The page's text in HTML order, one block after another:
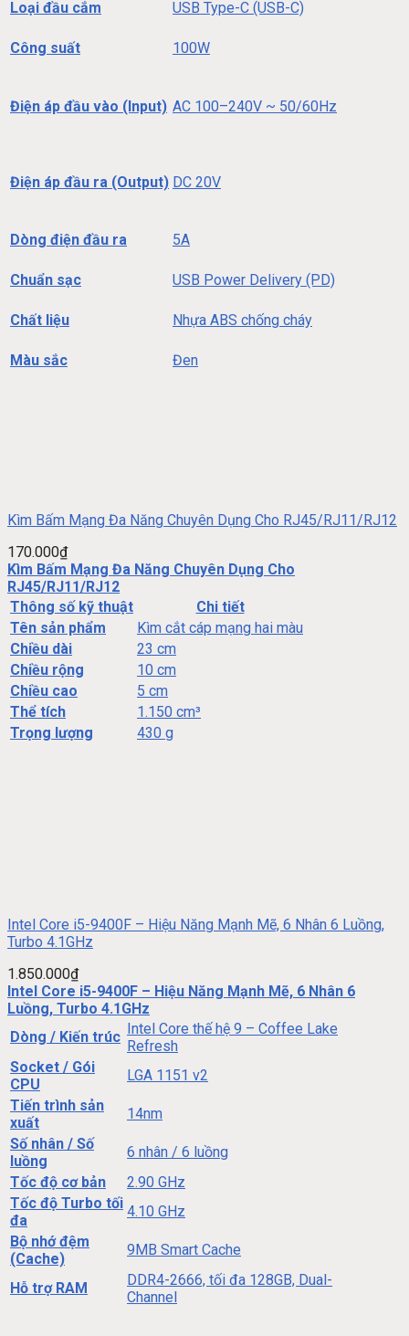
Loại đầu cắm USB Type-C (USB-C)
Công suất 100W
Điện áp đầu vào (Input) AC 100–240V ~ 50/60Hz
Điện áp đầu ra (Output) DC 20V
Dòng điện đầu ra 5A
Chuẩn sạc USB Power Delivery (PD)
Chất liệu Nhựa ABS chống cháy
Màu sắc Đen
Kìm Bấm Mạng Đa Năng Chuyên Dụng Cho RJ45/RJ11/RJ12
170.000₫
Kìm Bấm Mạng Đa Năng Chuyên Dụng Cho
RJ45/RJ11/RJ12
Thông số kỹ thuật
Chi tiết
Tên sản phẩm
Kìm cắt cáp mạng hai màu
Chiều dài
23 cm
Chiều rộng
10 cm
Chiều cao
5 cm
Thể tích
1.150 cm³
Trọng lượng
430 g
Intel Core i5-9400F – Hiệu Năng Mạnh Mẽ, 6 Nhân 6 Luồng,
Turbo 4.1GHz
1.850.000₫
Intel Core i5-9400F – Hiệu Năng Mạnh Mẽ, 6 Nhân 6
Luồng, Turbo 4.1GHz
Dòng / Kiến trúc Intel Core thế hệ 9 – Coffee Lake
Refresh
Socket / Gói
CPU
LGA 1151 v2
Tiến trình sản
xuất
14nm
Số nhân / Số
luồng
6 nhân / 6 luồng
Tốc độ cơ bản
2.90 GHz
Tốc độ Turbo tối
đa
4.10 GHz
Bộ nhớ đệm
(Cache)
9MB Smart Cache
Hỗ trợ RAM
DDR4-2666, tối đa 128GB, Dual-
Channel